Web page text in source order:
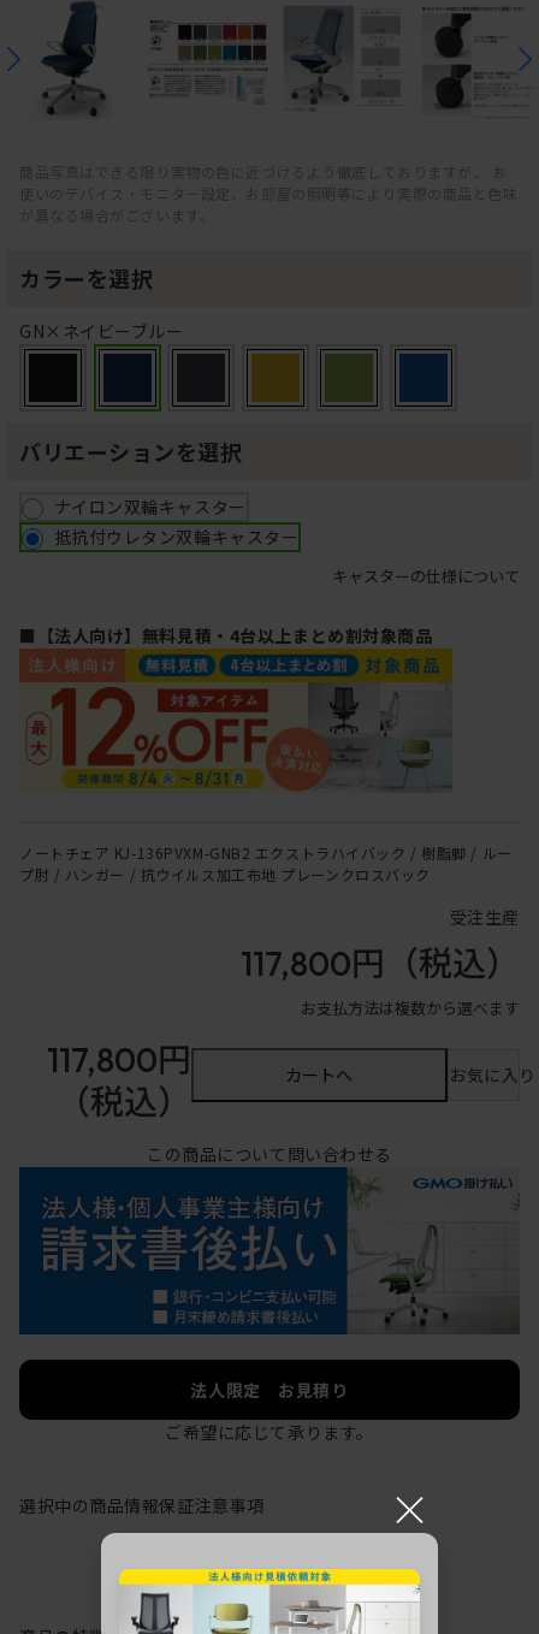
商品写真はできる限り実物の色に近づけるよう徹底しておりますが、 お
使いのデバイス・モニター設定、お部屋の照明等により実際の商品と色味
が異なる場合がございます。
カラーを選択
GN×ネイビーブルー
バリエーションを選択
ナイロン双輪キャスター
抵抗付ウレタン双輪キャスター
キャスターの仕様について
■【法人向け】無料見積・4台以上まとめ割対象商品
ノートチェア KJ-136PVXM-GNB2 エクストラハイバック / 樹脂脚 / ルー
プ肘 / ハンガー / 抗ウイルス加工布地 プレーンクロスバック
受注生産
117,800円 （税込）
お支払方法は複数から選べます
117,800円
（税込）
カートへ お気に入
この商品について問い合わせる
法人限定 お見積り
ご希望に応じて承ります。
選択中の商品情報保証注意事項 ×